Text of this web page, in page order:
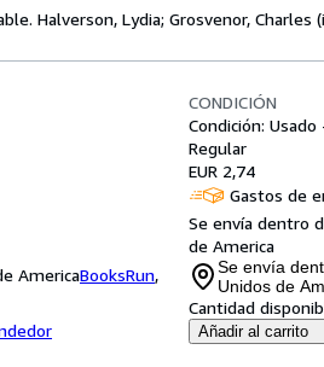
Halverson, Lydia; Grosvenor, Charles
AmericaBooksRun,
CONDICIÓN
Condición: Usado
Regular
EUR 2,74
Gastos de
Se envía dentro
de America
Se envía
Unidos de
Cantidad
Añadir al carrito